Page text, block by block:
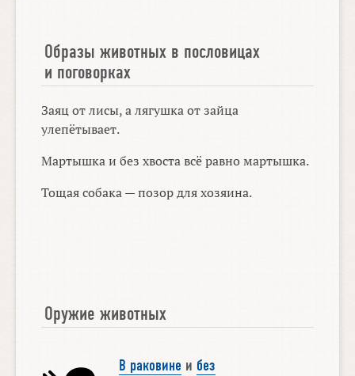
Образы животных в пословицах
и поговорках
Заяц от лисы, а лягушка от зайца
улепётывает.
Мартышка и без хвоста всё равно мартышка.
Тощая собака — позор для хозяина.
Оружие животных
В раковине и без